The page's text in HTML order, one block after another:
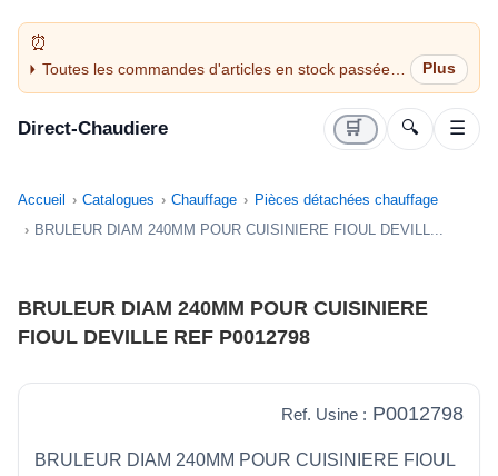
Toutes les commandes d'articles en stock passées
avant 14H sont expédiées le jour même (jours
Direct-Chaudiere 🛒 🔍 ☰
Accueil Catalogues Chauffage
Pièces détachées chauffage
BRULEUR DIAM 240MM POUR CUISINIERE FIOUL DEVILL...
BRULEUR DIAM 240MM POUR CUISINIERE
FIOUL DEVILLE REF P0012798
Ref. Usine : P0012798
BRULEUR DIAM 240MM POUR CUISINIERE FIOUL